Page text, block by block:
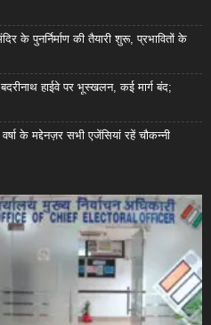
के पुनर्निर्माण की तैयारी शुरू, प्रभावितों के
हाईवे पर भूस्खलन, कई मार्ग बंद;
के मद्देनज़र सभी एजेंसियां रहें चौकन्नी